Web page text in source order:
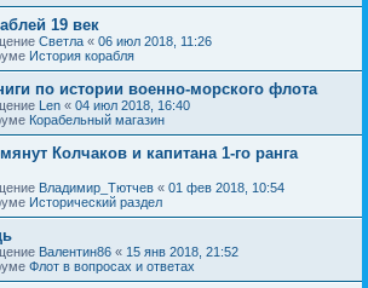
19 век
Cветла « 06 июл 2018, 11:26
История корабля
по истории военно-морского флота
Len « 04 июл 2018, 16:40
Корабельный магазин
Колчаков и капитана 1-го ранга
Владимир_Тютчев « 01 фев 2018, 10:54
Исторический раздел
Валентин86 « 15 янв 2018, 21:52
Флот в вопросах и ответах